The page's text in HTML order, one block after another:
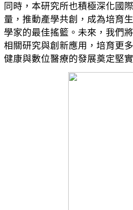
同時， 本研究所也積極深化國
量，推動產學共創， 成為培育
學家的最佳搖籃。未來， 我們
相關研究與創新應用，培育更
健康與數位醫療的發展奠定堅